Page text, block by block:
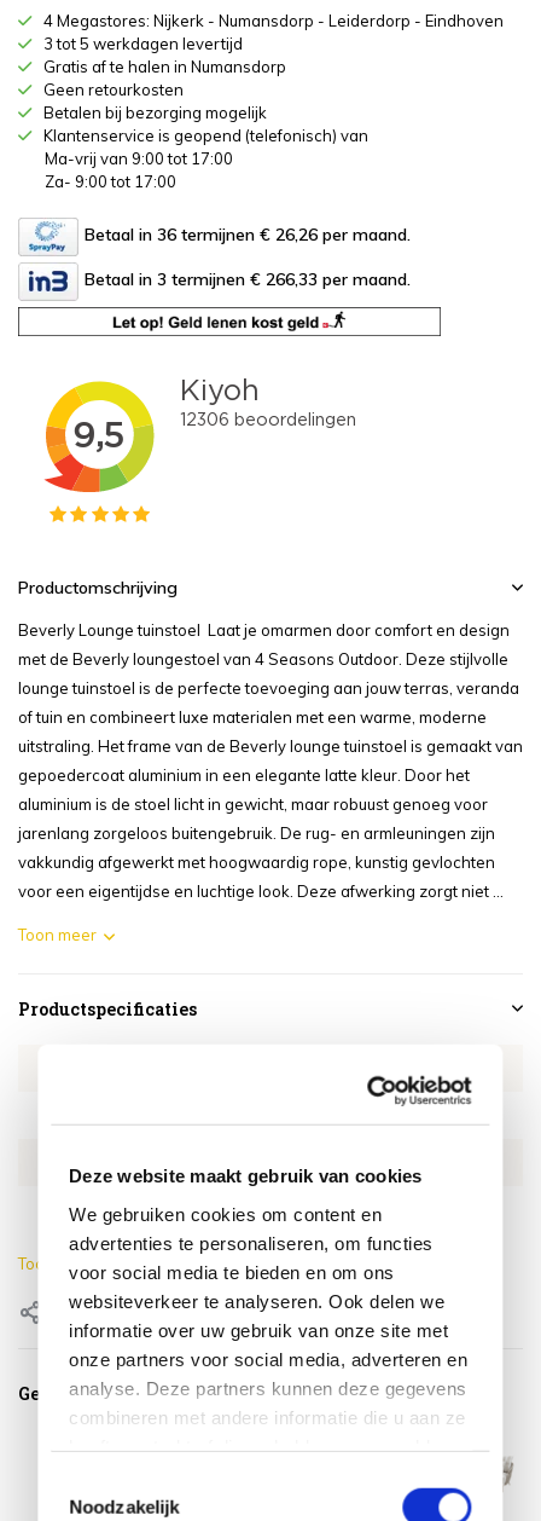
Deze website maakt gebruik van cookies
We gebruiken cookies om content en
advertenties te personaliseren, om functies
voor social media te bieden en om ons
websiteverkeer te analyseren. Ook delen we
informatie over uw gebruik van onze site met
onze partners voor social media, adverteren en
analyse. Deze partners kunnen deze gegevens
combineren met andere informatie die u aan ze
Noodzakelijk
4 Megastores: Nijkerk - Numansdorp - Leiderdorp - Eindhoven
3 tot 5 werkdagen levertijd
Gratis af te halen in Numansdorp
Geen retourkosten
Betalen bij bezorging mogelijk
Klantenservice is geopend (telefonisch) van
Ma-vrij van 9:00 tot 17:00
Za- 9:00 tot 17:00
Betaal in 36 termijnen € 26,26 per maand.
Betaal in 3 termijnen € 266,33 per maand.
Productomschrijving
Beverly Lounge tuinstoel Laat je omarmen door comfort en design
met de Beverly loungestoel van 4 Seasons Outdoor. Deze stijlvolle
lounge tuinstoel is de perfecte toevoeging aan jouw terras, veranda
of tuin en combineert luxe materialen met een warme, moderne
uitstraling. Het frame van de Beverly lounge tuinstoel is gemaakt van
gepoedercoat aluminium in een elegante latte kleur. Door het
aluminium is de stoel licht in gewicht, maar robuust genoeg voor
jarenlang zorgeloos buitengebruik. De rug- en armleuningen zijn
vakkundig afgewerkt met hoogwaardig rope, kunstig gevlochten
voor een eigentijdse en luchtige look. Deze afwerking zorgt niet ...
Toon meer
Productspecificaties
Kleur Latte
Toon meer
Delen
Gerelateerde producten